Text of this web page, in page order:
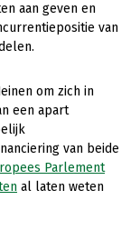
aan geven en
van
om zich in
een apart
van beide
Parlement
al laten weten